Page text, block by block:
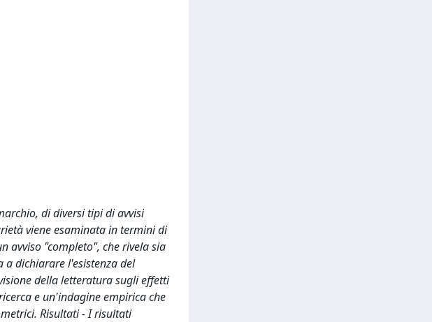
di diversi tipi di avvisi
viene esaminata in termini di
avviso "completo", che rivela sia
a dichiarare l'esistenza del
della letteratura sugli effetti
e un'indagine empirica che
Risultati - I risultati